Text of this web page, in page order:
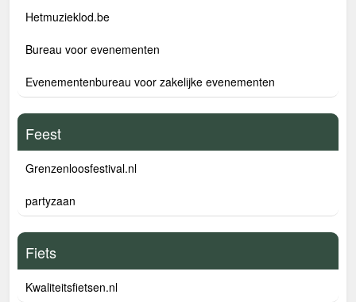
Hetmuzieklod.be
Bureau voor evenementen
Evenementenbureau voor zakelijke evenementen
Feest
Grenzenloosfestival.nl
partyzaan
Fiets
Kwaliteitsfietsen.nl